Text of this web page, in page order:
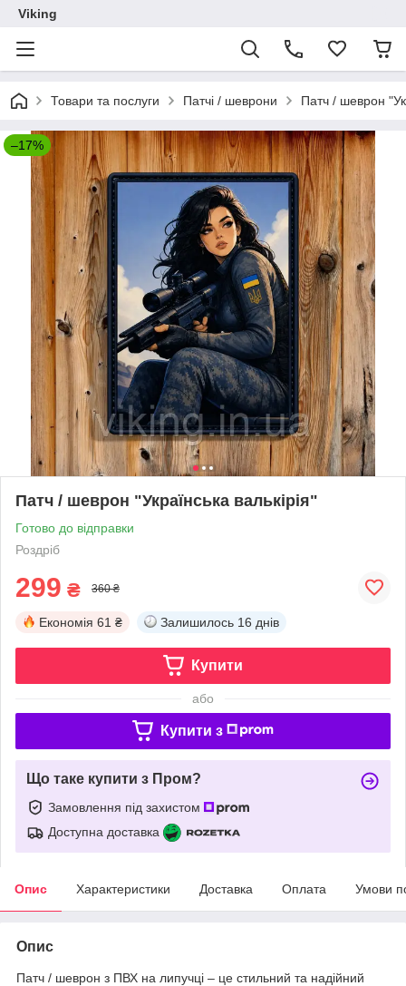
Viking
Товари та послуги Патчі / шеврони Патч / шеврон
–17%
Патч / шеврон "Українська валькірія"
Готово до відправки
Роздріб
299 ₴ 360 ₴
Економія 61 ₴ Залишилось 16 днів
Купити
або
Купити з
Що таке купити з Пром?
Замовлення під захистом
Доступна доставка
Опис Характеристики Доставка Оплата Умови
Опис
Патч / шеврон з ПВХ на липучці – це стильний та надійний